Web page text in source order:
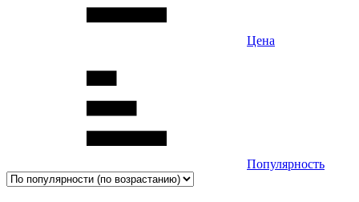
Цена
Популярность